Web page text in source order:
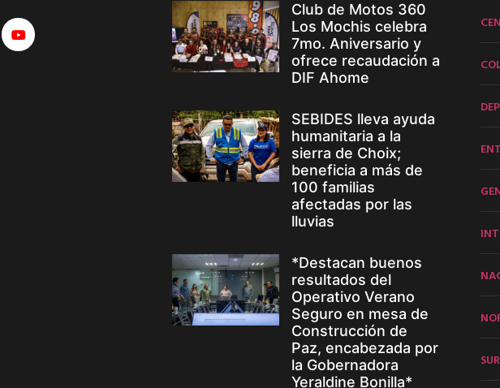
Club de Motos 360
Los Mochis celebra
7mo. Aniversario y
ofrece recaudación a
DIF Ahome
SEBIDES lleva ayuda
humanitaria a la
sierra de Choix;
beneficia a más de
100 familias
afectadas por las
lluvias
*Destacan buenos
resultados del
Operativo Verano
Seguro en mesa de
Construcción de
Paz, encabezada por
la Gobernadora
Yeraldine Bonilla*
SUR